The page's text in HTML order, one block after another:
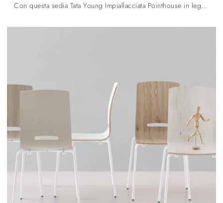
Con questa sedia Tata Young Impiallacciata Pointhouse in legno, una delle nostre sedute fisse moderne, potrai valorizzare i tuoi spazi.